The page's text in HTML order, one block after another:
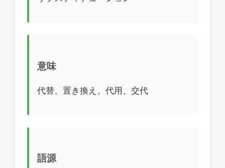
意味
代替、置き換え、代用、交代
語源